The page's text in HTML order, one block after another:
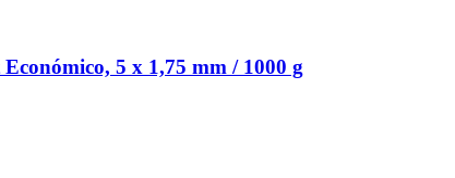
5 x 1,75 mm / 1000 g